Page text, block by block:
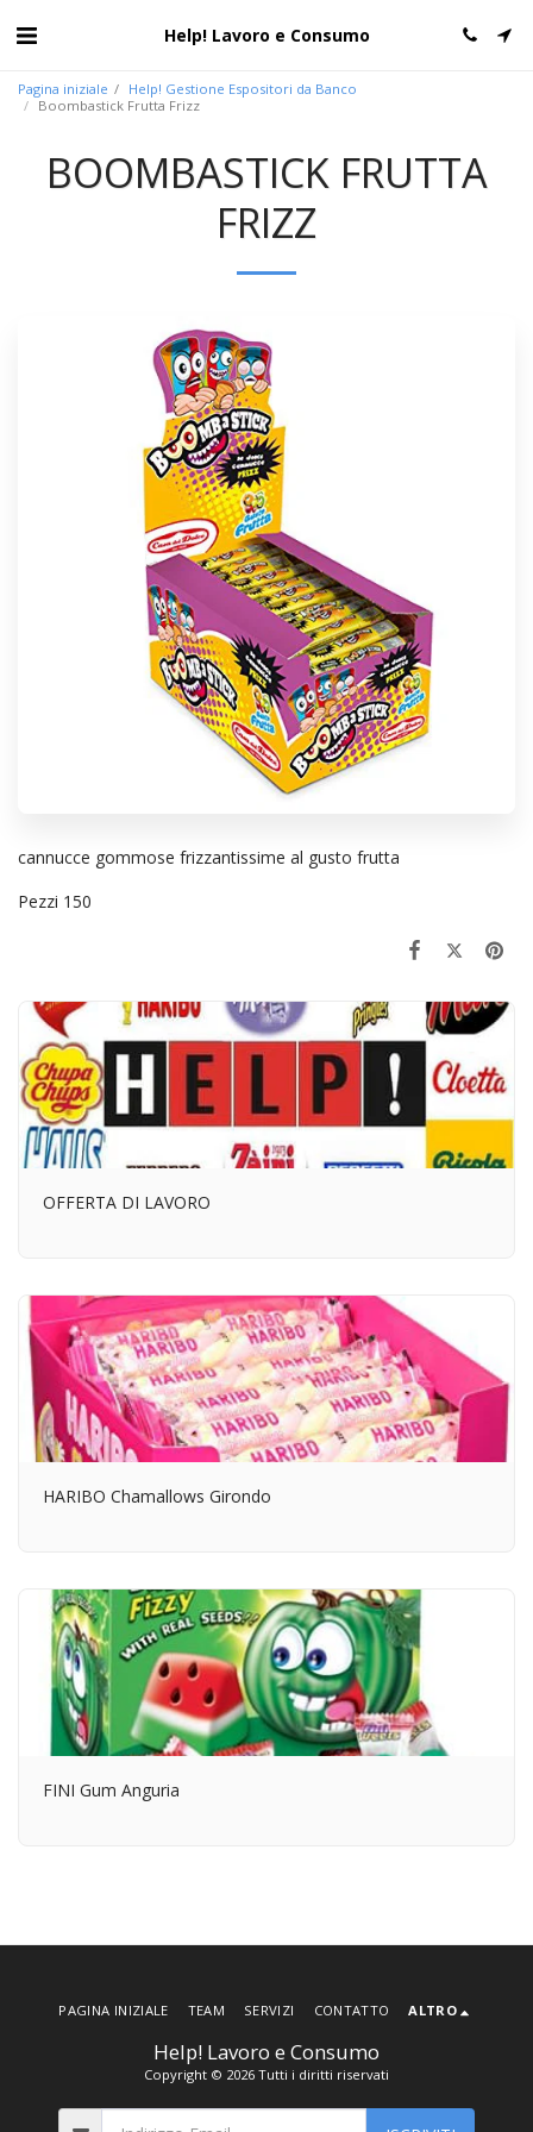
Help! Lavoro e Consumo
Pagina iniziale
Help! Gestione Espositori da Banco
Boombastick Frutta Frizz
BOOMBASTICK FRUTTA
FRIZZ
cannucce gommose frizzantissime al gusto frutta
Pezzi 150
OFFERTA DI LAVORO
HARIBO Chamallows Girondo
FINI Gum Anguria
Help! Lavoro e Consumo
Copyright © 2026 Tutti i diritti riservati
PAGINA INIZIALE TEAM SERVIZI CONTATTO ALTRO